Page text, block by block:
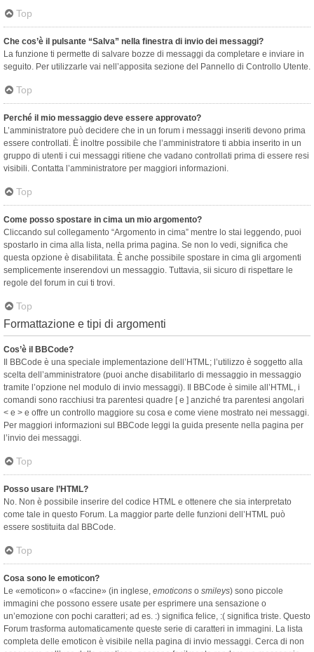
Top
Che cos’è il pulsante “Salva” nella finestra di invio dei messaggi?
La funzione ti permette di salvare bozze di messaggi da completare e inviare in
seguito. Per utilizzarle vai nell’apposita sezione del Pannello di Controllo Utente.
Top
Perché il mio messaggio deve essere approvato?
L’amministratore può decidere che in un forum i messaggi inseriti devono prima
essere controllati. È inoltre possibile che l’amministratore ti abbia inserito in un
gruppo di utenti i cui messaggi ritiene che vadano controllati prima di essere resi
visibili. Contatta l’amministratore per maggiori informazioni.
Top
Come posso spostare in cima un mio argomento?
Cliccando sul collegamento “Argomento in cima” mentre lo stai leggendo, puoi
spostarlo in cima alla lista, nella prima pagina. Se non lo vedi, significa che
questa opzione è disabilitata. È anche possibile spostare in cima gli argomenti
semplicemente inserendovi un messaggio. Tuttavia, sii sicuro di rispettare le
regole del forum in cui ti trovi.
Top
Formattazione e tipi di argomenti
Cos’è il BBCode?
Il BBCode è una speciale implementazione dell’HTML; l’utilizzo è soggetto alla
scelta dell’amministratore (puoi anche disabilitarlo di messaggio in messaggio
tramite l’opzione nel modulo di invio messaggi). Il BBCode è simile all’HTML, i
comandi sono racchiusi tra parentesi quadre [ e ] anziché tra parentesi angolari
< e > e offre un controllo maggiore su cosa e come viene mostrato nei messaggi.
Per maggiori informazioni sul BBCode leggi la guida presente nella pagina per
l’invio dei messaggi.
Top
Posso usare l’HTML?
No. Non è possibile inserire del codice HTML e ottenere che sia interpretato
come tale in questo Forum. La maggior parte delle funzioni dell’HTML può
essere sostituita dal BBCode.
Top
Cosa sono le emoticon?
Le «emoticon» o «faccine» (in inglese, emoticons o smileys) sono piccole
immagini che possono essere usate per esprimere una sensazione o
un’emozione con pochi caratteri; ad es. :) significa felice, :( significa triste. Questo
Forum trasforma automaticamente queste serie di caratteri in immagini. La lista
completa delle emoticon è visibile nella pagina di invio messaggi. Cerca di non